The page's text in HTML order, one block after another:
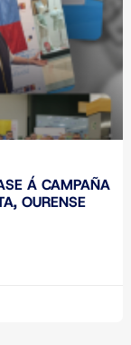
Á CAMPAÑA
OURENSE